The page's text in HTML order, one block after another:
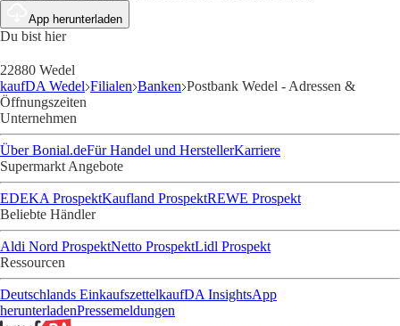
App herunterladen
Du bist hier
22880 Wedel
kaufDA Wedel Filialen Banken Postbank Wedel - Adressen &
Öffnungszeiten
Unternehmen
Über Bonial.deFür Handel und HerstellerKarriere
Supermarkt Angebote
EDEKA ProspektKaufland ProspektREWE Prospekt
Beliebte Händler
Aldi Nord ProspektNetto ProspektLidl Prospekt
Ressourcen
Deutschlands EinkaufszettelkaufDA InsightsApp
herunterladenPressemeldungen